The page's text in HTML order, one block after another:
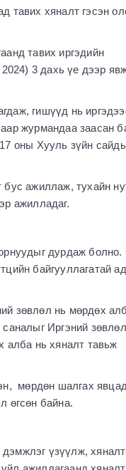
тавих хяналт гэсэн
тавих иргэдийн
3 дахь үе дээр
гишүүд нь
журмандаа заасан
оны Хууль зүйн
бус ажиллаж, тухайн
ажилладаг.
дурдаж болно.
байгууллагатай
зөвлөл нь мөрдөх
Иргэний зөвлөл
алба нь хяналт тавьж
мөрдөн шалгах явцад
өгсөн байна.
дэмжлэг үзүүлж,